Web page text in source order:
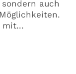
auch
mit...